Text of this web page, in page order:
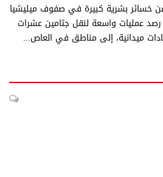
خسائر بشرية كبيرة في صفوف ميليشيا
رصد عمليات واسعة لنقل جثامين عشرات
ميدانية، إلى مناطق في العاص...